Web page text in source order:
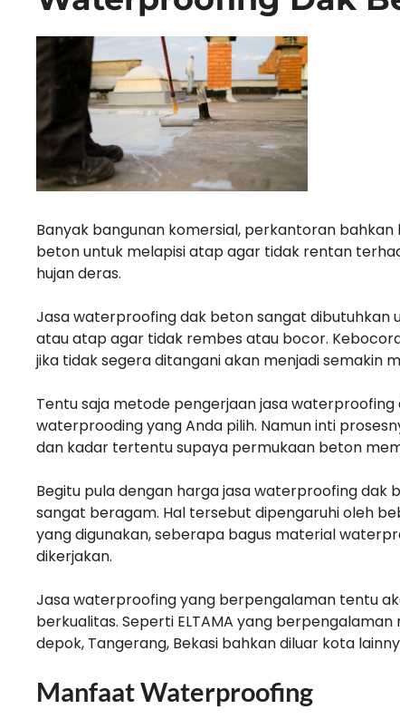
Banyak bangunan komersial, perkantoran
beton untuk melapisi atap agar tidak rentan
hujan deras.
Jasa waterproofing dak beton sangat
atau atap agar tidak rembes atau bocor.
jika tidak segera ditangani akan menjadi semakin
Tentu saja metode pengerjaan jasa
waterprooding yang Anda pilih. Namun inti
dan kadar tertentu supaya permukaan beton
Begitu pula dengan harga jasa waterproofing
sangat beragam. Hal tersebut dipengaruhi oleh
yang digunakan, seberapa bagus material
dikerjakan.
Jasa waterproofing yang berpengalaman tentu
berkualitas. Seperti ELTAMA yang
depok, Tangerang, Bekasi bahkan diluar kota
Manfaat Waterproofing